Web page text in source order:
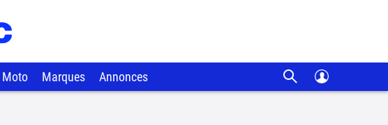
Moto Marques Annonces